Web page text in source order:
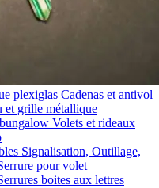
plexiglas Cadenas et antivol
et grille métallique
Volets et rideaux
Signalisation, Outillage,
pour volet
boites aux lettres